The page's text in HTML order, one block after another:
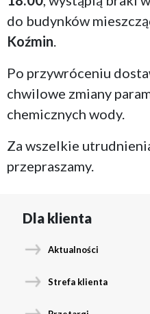
do budynków
Koźmin.
Po przywróceniu
chwilowe zmiany
chemicznych wody.
Za wszelkie
przepraszamy.
Dla klienta
Aktualności
Strefa klienta